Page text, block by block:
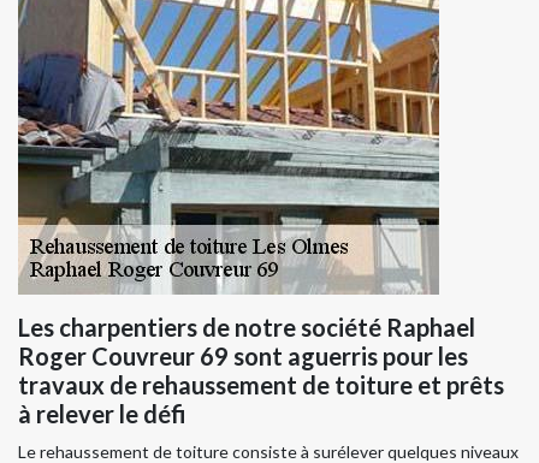
Les charpentiers de notre société Raphael
Roger Couvreur 69 sont aguerris pour les
travaux de rehaussement de toiture et prêts
à relever le défi
Le rehaussement de toiture consiste à surélever quelques niveaux